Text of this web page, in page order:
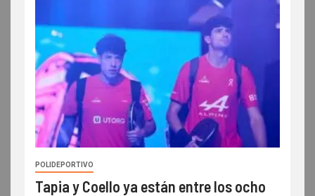
POLIDEPORTIVO
Tapia y Coello ya están entre los ocho